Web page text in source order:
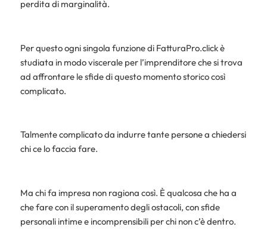
perdita di marginalità.
Per questo ogni singola funzione di FatturaPro.click è
studiata in modo viscerale per l’imprenditore che si trova
ad affrontare le sfide di questo momento storico così
complicato.
Talmente complicato da indurre tante persone a chiedersi
chi ce lo faccia fare.
Ma chi fa impresa non ragiona così. È qualcosa che ha a
che fare con il superamento degli ostacoli, con sfide
personali intime e incomprensibili per chi non c’è dentro.